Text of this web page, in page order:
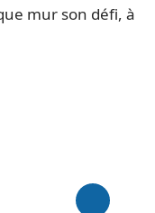
mur son défi, à